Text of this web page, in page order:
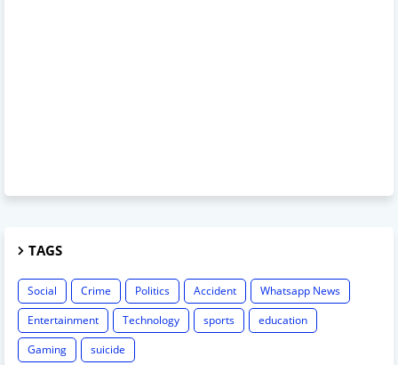
TAGS
Social Crime Politics Accident
Whatsapp News
Entertainment
Technology sports
education
Gaming
suicide